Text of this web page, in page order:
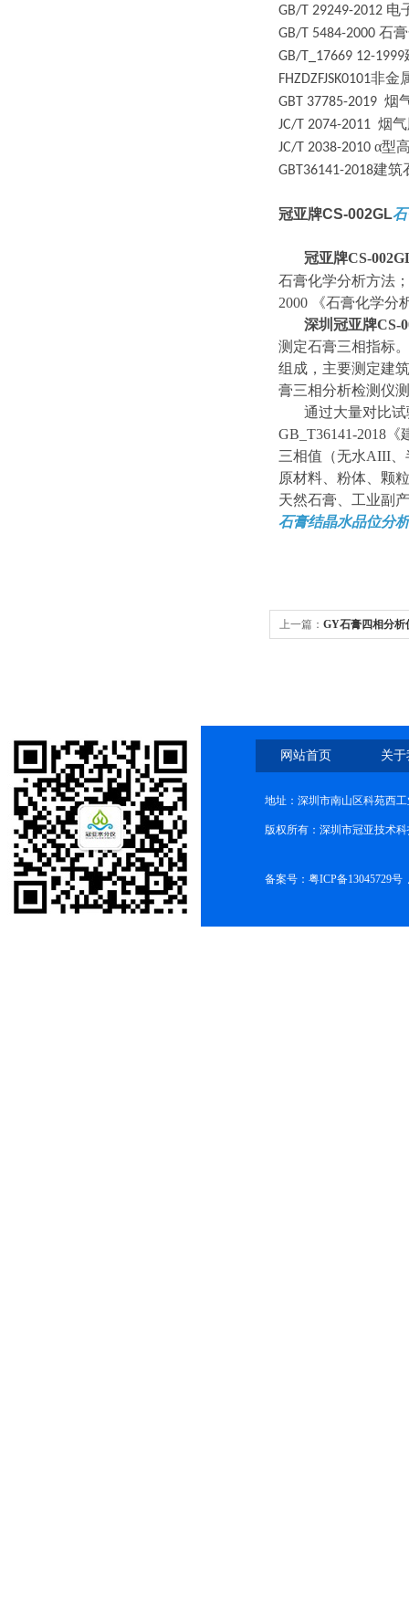
GB/T 29249-2012 电
GB/T 5484-2000 石
GB/T_17669 12-1999
FHZDZFJSK0101非金
GBT 37785-2019 烟
JC/T 2074-2011 烟
JC/T 2038-2010 α型
GBT36141-2018建筑
冠亚牌CS-002GL
冠亚牌CS-
石膏化学分析方法
2000 《石膏化学分
深圳冠亚牌CS-
测定石膏三相指标
组成，主要测定建
膏三相分析检测仪
通过大量对比
GB_T36141-2018
三相值（无水AIII、
原材料、粉体、颗
天然石膏、工业副
石膏结晶水品位分
上一篇： GY石膏四相分析
网站首页 关
地址：深圳市南山区科苑西
版权所有：深圳市冠亚技术
备案号： 粤ICP备13045729号